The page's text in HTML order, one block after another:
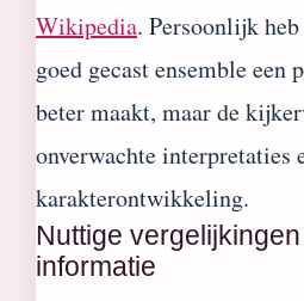
Wikipedia. Persoonlijk
goed gecast ensemble een
beter maakt, maar de
onverwachte
karakterontwikkeling.
Nuttige
informatie